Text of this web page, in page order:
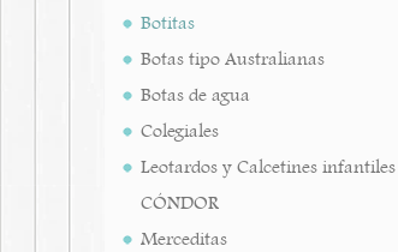
Botitas
Botas tipo Australianas
Botas de agua
Colegiales
Leotardos y Calcetines infantiles
CÓNDOR
Merceditas